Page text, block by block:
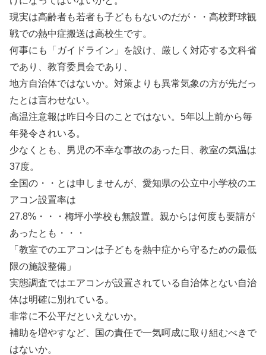
現実は高齢者も若者も子どももないのだが・・高校野球観
戦での熱中症搬送は高校生です。
何事にも「ガイドライン」を設け、厳しく対応する文科省
であり、教育委員会であり、
地方自治体ではないか。対策よりも異常気象の方が先だっ
たとは言わせない。
高温注意報は昨日今日のことではない。5年以上前から毎
年発令されいる。
少なくとも、男児の不幸な事故のあった日、教室の気温は
37度。
全国の・・とは申しませんが、愛知県の公立中小学校のエ
アコン設置率は
27.8%・・・梅坪小学校も無設置。親からは何度も要請が
あったとも・・・
「教室でのエアコンは子どもを熱中症から守るための最低
限の施設整備」
実態調査ではエアコンが設置されている自治体とない自治
体は明確に別れている。
非常に不公平だといえないか。
補助を増やすなど、国の責任で一気呵成に取り組むべきで
はないか。